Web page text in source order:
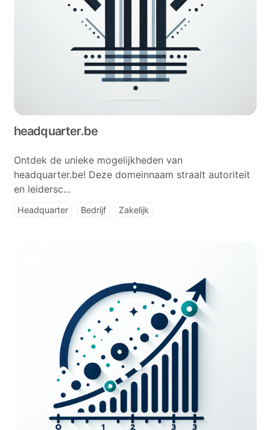
headquarter.be
Ontdek de unieke mogelijkheden van
headquarter.be! Deze domeinnaam straalt autoriteit
en leidersc...
Headquarter Bedrijf Zakelijk